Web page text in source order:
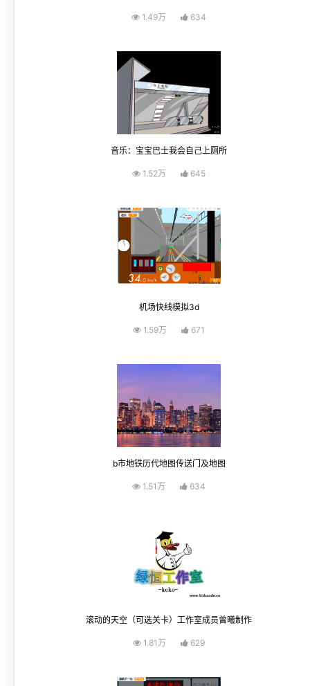
1.49万 634
音乐：宝宝巴士我会自己上厕所
1.52万 645
机场快线模拟3d
1.59万 671
b市地铁历代地图传送门及地图
1.51万 634
滚动的天空（可选关卡）工作室成员曾曦制作
1.81万 629